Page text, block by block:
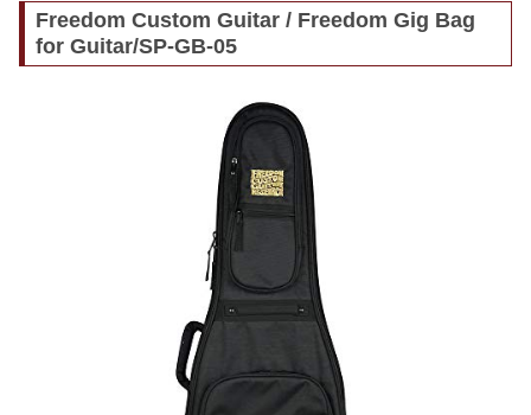
Freedom Custom Guitar / Freedom Gig Bag
for Guitar/SP-GB-05